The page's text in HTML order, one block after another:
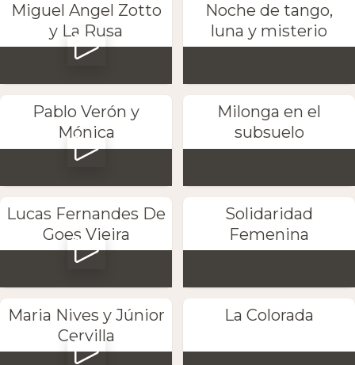
Miguel Angel Zotto
y La Rusa
Noche de tango,
luna y misterio
Pablo Verón y
Mónica
Milonga en el
subsuelo
Lucas Fernandes De
Goes Vieira
Solidaridad
Femenina
Maria Nives y Júnior
Cervilla
La Colorada